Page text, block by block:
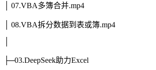
│ 07.VBA多簿合并.mp4
│ 08.VBA拆分数据到表或簿.mp4
├─03.DeepSeek助力Excel